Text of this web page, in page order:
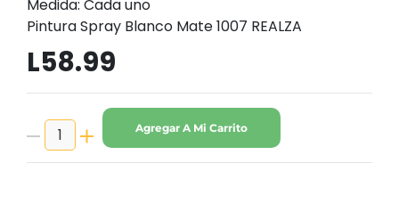
Medida: Cada uno
Pintura Spray Blanco Mate 1007 REALZA
L58.99
Agregar A Mi Carrito